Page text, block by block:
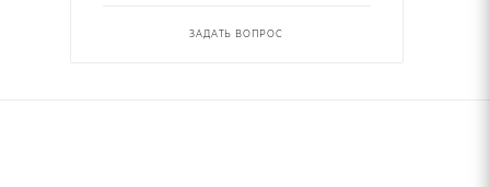
ЗАДАТЬ ВОПРОС